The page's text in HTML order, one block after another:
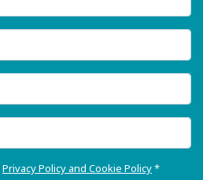
Privacy Policy and Cookie Policy*